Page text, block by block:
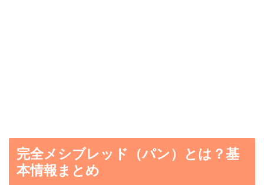
完全メシブレッド（パン）とは？基
本情報まとめ